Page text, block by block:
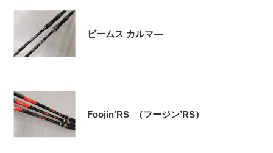
ビームス カルマ―
Foojin'RS （フージン’RS）